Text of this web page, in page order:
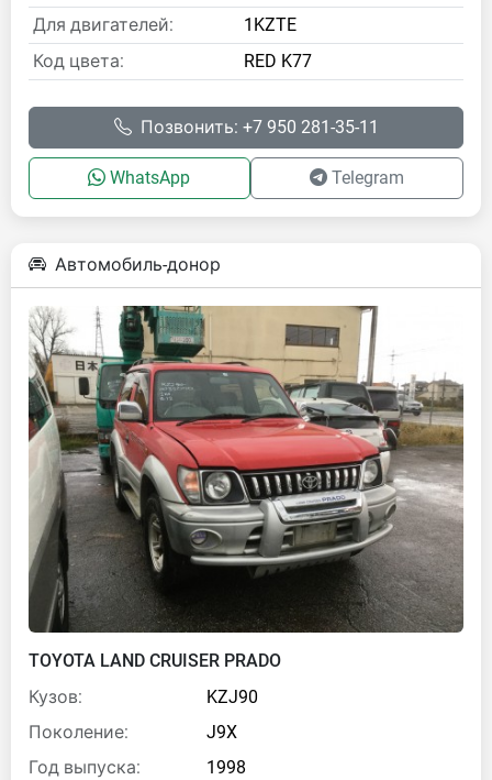
Для двигателей:
1KZTE
Код цвета:
RED K77
Позвонить: +7 950 281-35-11
WhatsApp Telegram
Автомобиль-донор
TOYOTA LAND CRUISER PRADO
Кузов:
KZJ90
Поколение:
J9X
Год выпуска:
1998